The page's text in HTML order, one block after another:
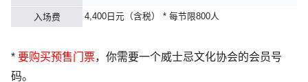
入场费 4,400日元（含税） * 每节限800人
* 要购买预售门票，你需要一个威士忌文化协会的会员号
码。